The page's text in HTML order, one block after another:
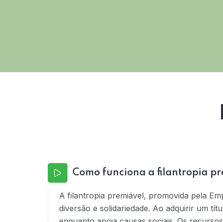
Como funciona a filantropia
A filantropia premiável, promovida pela
diversão e solidariedade. Ao adquirir um